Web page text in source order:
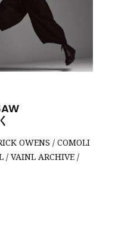
OWENS / COMOLI
VAINL ARCHIVE /